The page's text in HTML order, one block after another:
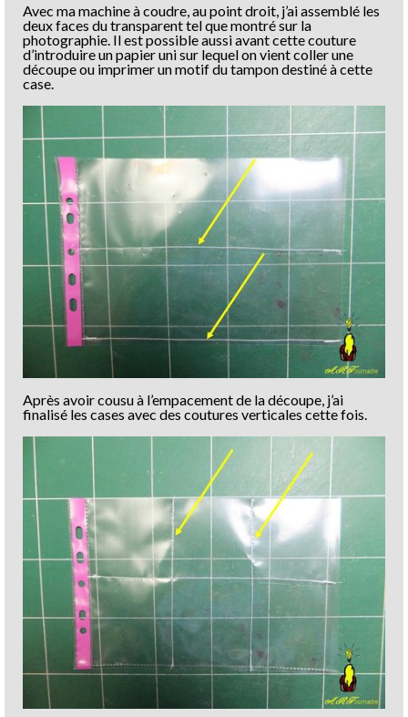
Avec ma machine à coudre, au point droit, j’ai assemblé les
deux faces du transparent tel que montré sur la
photographie. Il est possible aussi avant cette couture
d’introduire un papier uni sur lequel on vient coller une
découpe ou imprimer un motif du tampon destiné à cette
case.
Après avoir cousu à l’empacement de la découpe, j’ai
finalisé les cases avec des coutures verticales cette fois.